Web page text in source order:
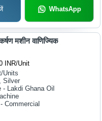
WhatsApp
मशीन वाणिज्यिक
INR/Unit
Units
Silver
- Lakdi Ghana Oil
Commercial